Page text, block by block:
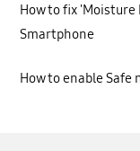
How to fix
Smartphone
How to enable Safe